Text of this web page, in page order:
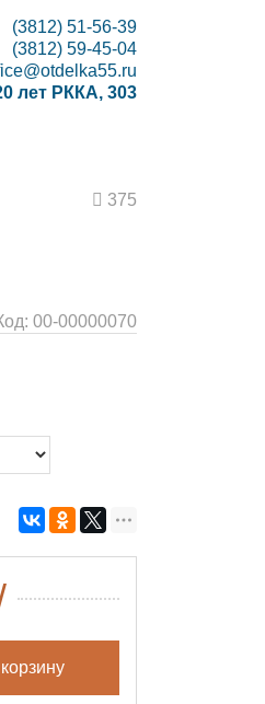
(3812) 51-56-39
(3812) 59-45-04
лет РККА, 303
375
00-00000070